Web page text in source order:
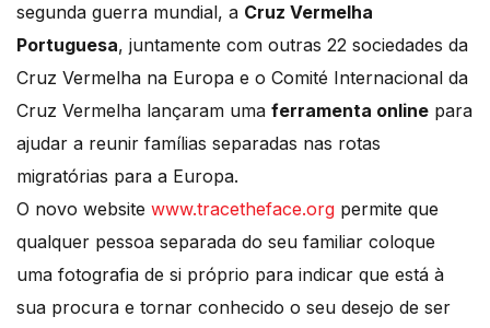
segunda guerra mundial, a Cruz Vermelha
Portuguesa, juntamente com outras 22 sociedades da
Cruz Vermelha na Europa e o Comité Internacional da
Cruz Vermelha lançaram uma ferramenta online para
ajudar a reunir famílias separadas nas rotas
migratórias para a Europa.
O novo website www.tracetheface.org permite que
qualquer pessoa separada do seu familiar coloque
uma fotografia de si próprio para indicar que está à
sua procura e tornar conhecido o seu desejo de ser